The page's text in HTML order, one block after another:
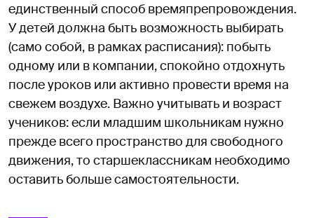
единственный способ времяпрепровождения.
У детей должна быть возможность выбирать
(само собой, в рамках расписания): побыть
одному или в компании, спокойно отдохнуть
после уроков или активно провести время на
свежем воздухе. Важно учитывать и возраст
учеников: если младшим школьникам нужно
прежде всего пространство для свободного
движения, то старшеклассникам необходимо
оставить больше самостоятельности.